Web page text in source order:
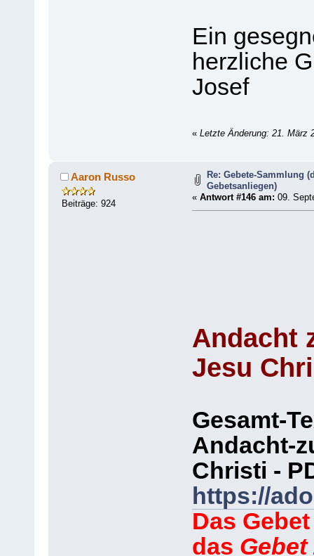
Ein
herzliche
Josef
« Letzte Änderung: 21. März
Aaron Russo
Beiträge: 924
Re: Gebete-Sammlung
Gebetsanliegen)
« Antwort #146 am: 09.
Andacht
Jesu
Gesamt-
Andacht-
Christi -
https://
Das
das